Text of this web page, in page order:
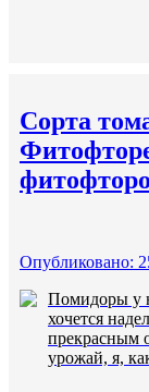
Сорта
Опубликовано:
Помидоры у
хочется
прекрасным
урожай, я,